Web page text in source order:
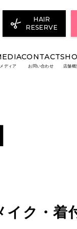
HAIR
RESERVE
メディア
CONTACT
お問い合わせ 店舗概
イク・着